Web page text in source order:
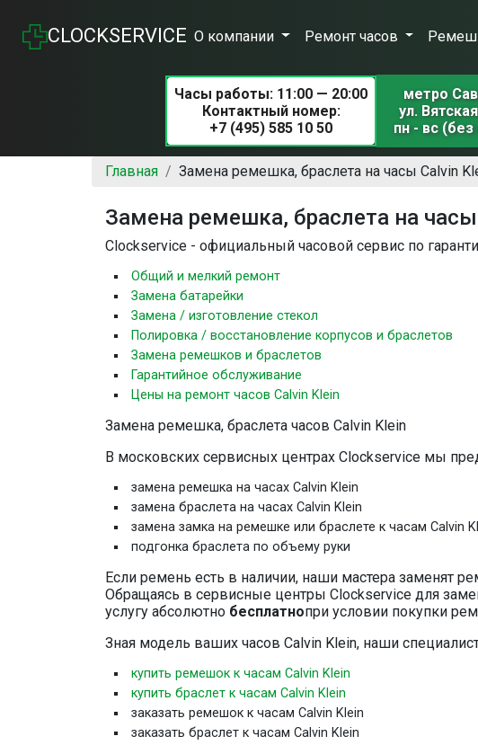
CLOCKSERVICE О компании Ремонт часов
Часы работы: 11:00 — 20:00
Контактный номер:
+7 (495) 585 10 50
метро
ул.
пн - вс
Главная Замена ремешка, браслета на часы Calvin
Замена ремешка, браслета на часы
Clockservice - официальный часовой сервис по
Общий и мелкий ремонт
Замена батарейки
Замена / изготовление стекол
Полировка / восстановление корпусов и браслетов
Замена ремешков и браслетов
Гарантийное обслуживание
Цены на ремонт часов Calvin Klein
Замена ремешка, браслета часов Calvin Klein
В московских сервисных центрах Clockservice мы
замена ремешка на часах Calvin Klein
замена браслета на часах Calvin Klein
замена замка на ремешке или браслете к часам Calvin
подгонка браслета по объему руки
Если ремень есть в наличии, наши мастера заменят
Обращаясь в сервисные центры Clockservice для
услугу абсолютно бесплатнопри условии покупки
Зная модель ваших часов Calvin Klein, наши
купить ремешок к часам Calvin Klein
купить браслет к часам Calvin Klein
заказать ремешок к часам Calvin Klein
заказать браслет к часам Calvin Klein